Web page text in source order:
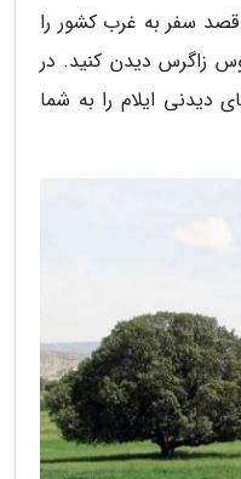
سفر به غرب کشور را
زاگرس دیدن کنید. در
دیدنی ایلام را به شما